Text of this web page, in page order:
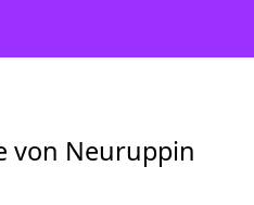
von Neuruppin